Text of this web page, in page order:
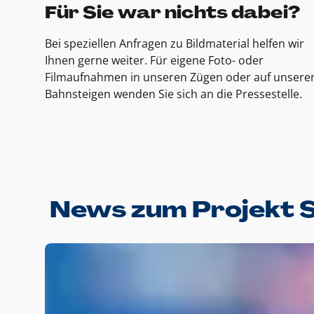
Für Sie war nichts dabei?
Bei speziellen Anfragen zu Bildmaterial helfen wir
Ihnen gerne weiter. Für eigene Foto- oder
Filmaufnahmen in unseren Zügen oder auf
Bahnsteigen wenden Sie sich an die Pressestelle.
News zum Projekt